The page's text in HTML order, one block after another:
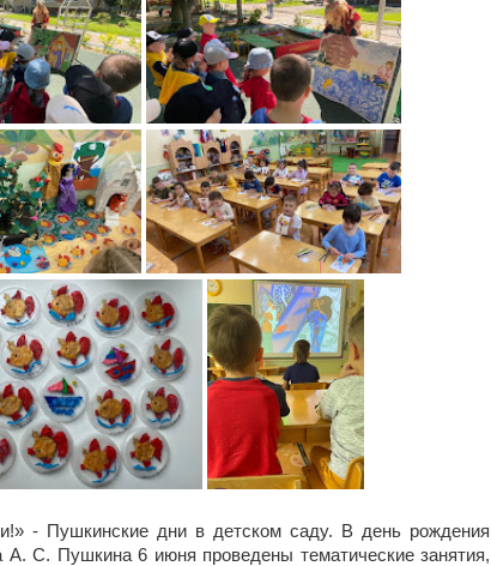
- Пушкинские дни в детском саду. В день рождения
А. С. Пушкина 6 июня проведены тематические занятия,